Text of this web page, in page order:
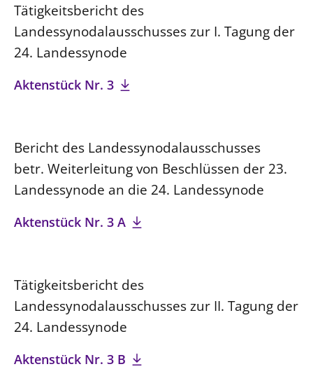
Tätigkeitsbericht des
Landessynodalausschusses zur I. Tagung der
24. Landessynode
Aktenstück Nr. 3
Bericht des Landessynodalausschusses
betr. Weiterleitung von Beschlüssen der 23.
Landessynode an die 24. Landessynode
Aktenstück Nr. 3 A
Tätigkeitsbericht des
Landessynodalausschusses zur II. Tagung der
24. Landessynode
Aktenstück Nr. 3 B